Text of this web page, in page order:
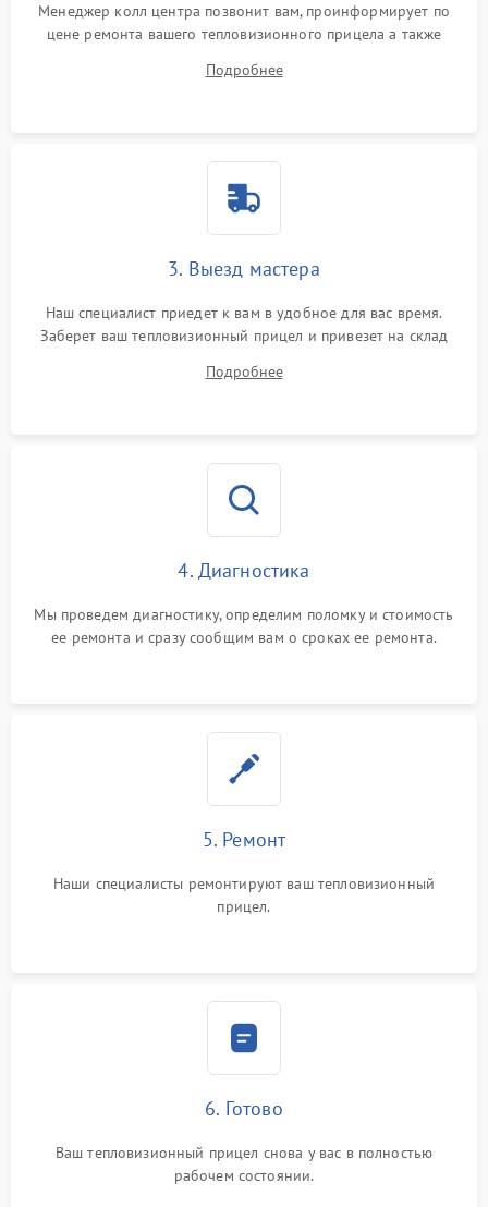
Менеджер колл центра позвонит вам, проинформирует по
цене ремонта вашего тепловизионного прицела а также
Подробнее
3. Выезд мастера
Наш специалист приедет к вам в удобное для вас время.
Заберет ваш тепловизионный прицел и привезет на склад
Подробнее
4. Диагностика
Мы проведем диагностику, определим поломку и стоимость
ее ремонта и сразу сообщим вам о сроках ее ремонта.
5. Ремонт
Наши специалисты ремонтируют ваш тепловизионный
прицел.
6. Готово
Ваш тепловизионный прицел снова у вас в полностью
рабочем состоянии.